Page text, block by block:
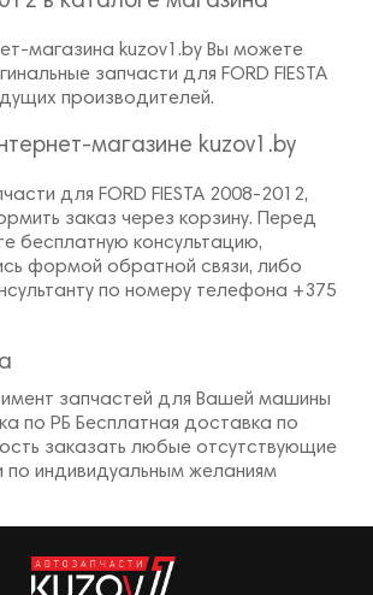
магазина kuzov1.by Вы можете
запчасти для FORD FIESTA
производителей.
магазине kuzov1.by
для FORD FIESTA 2008-2012,
заказ через корзину. Перед
бесплатную консультацию,
формой обратной связи, либо
по номеру телефона +375
запчастей для Вашей машины
по РБ Бесплатная доставка по
заказать любые отсутствующие
по индивидуальным желаниям